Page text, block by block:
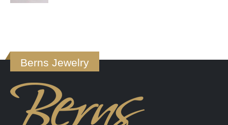
Berns Jewelry